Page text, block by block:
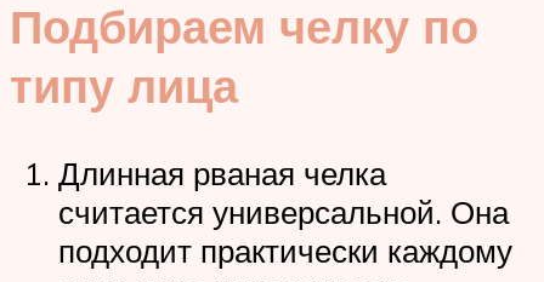
Подбираем челку по
типу лица
Длинная рваная челка
считается универсальной. Она
подходит практически каждому